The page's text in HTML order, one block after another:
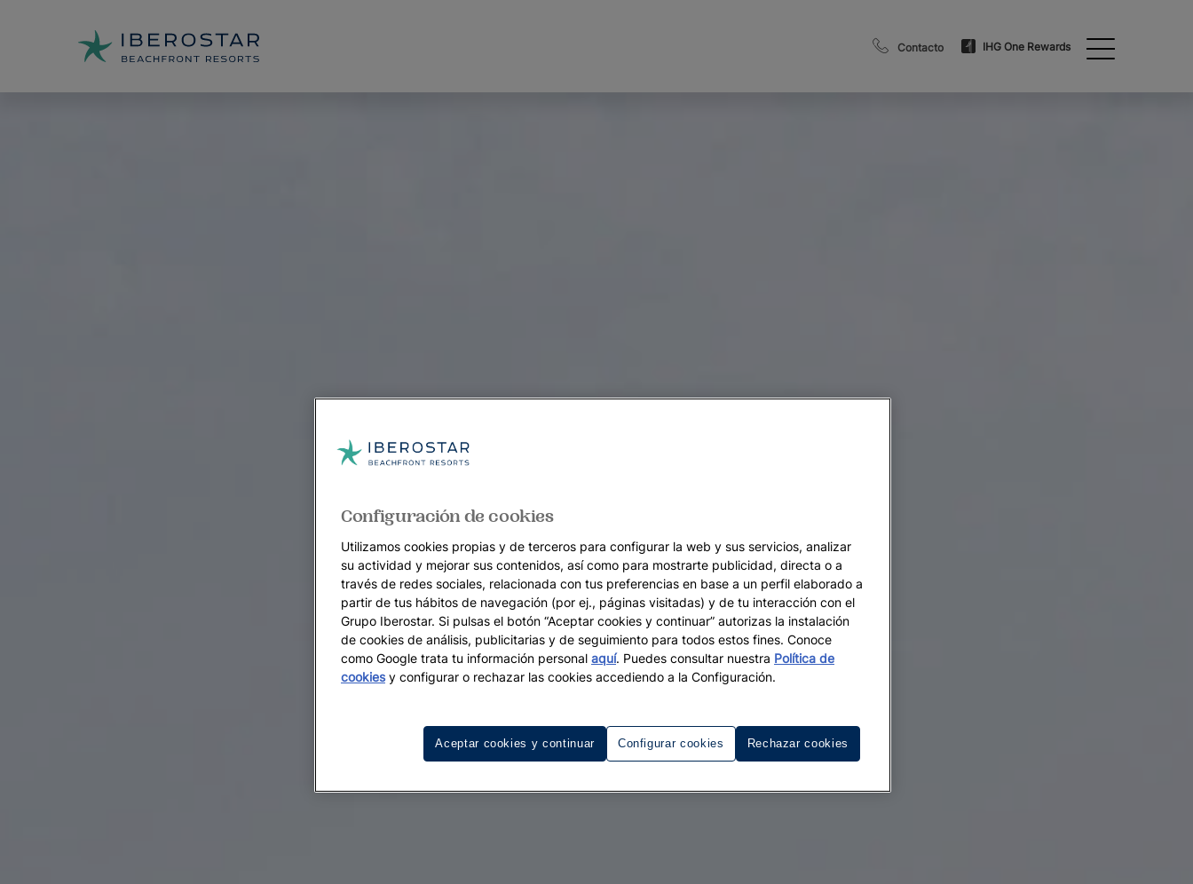
Contacto IHG One Rewards
Configuración de cookies
Utilizamos cookies propias y de terceros para configurar la web y sus servicios, analizar
su actividad y mejorar sus contenidos, así como para mostrarte publicidad, directa o a
través de redes sociales, relacionada con tus preferencias en base a un perfil elaborado a
partir de tus hábitos de navegación (por ej., páginas visitadas) y de tu interacción con el
Grupo Iberostar. Si pulsas el botón “Aceptar cookies y continuar” autorizas la instalación
de cookies de análisis, publicitarias y de seguimiento para todos estos fines. Conoce
como Google trata tu información personal aquí. Puedes consultar nuestra Política de
cookiesy configurar o rechazar las cookies accediendo a la Configuración.
Configurar cookies Rechazar cookies
Aceptar cookies y continuar